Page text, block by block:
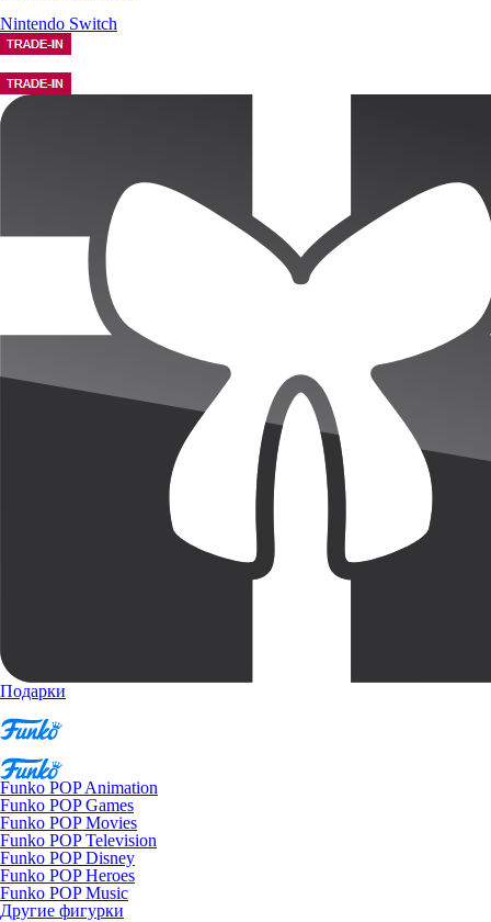
Nintendo Switch
Подарки
Funko POP Animation
Funko POP Games
Funko POP Movies
Funko POP Television
Funko POP Disney
Funko POP Heroes
Funko POP Music
Другие фигурки